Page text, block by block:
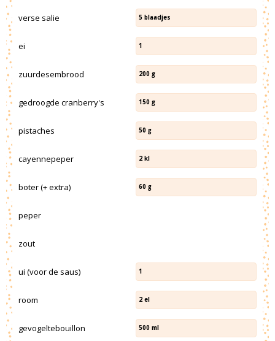
verse salie 5 blaadjes
ei 1
zuurdesembrood 200 g
gedroogde cranberry's 150 g
pistaches 50 g
cayennepeper 2 kl
boter (+ extra) 60 g
peper
zout
ui (voor de saus) 1
room 2 el
gevogeltebouillon 500 ml